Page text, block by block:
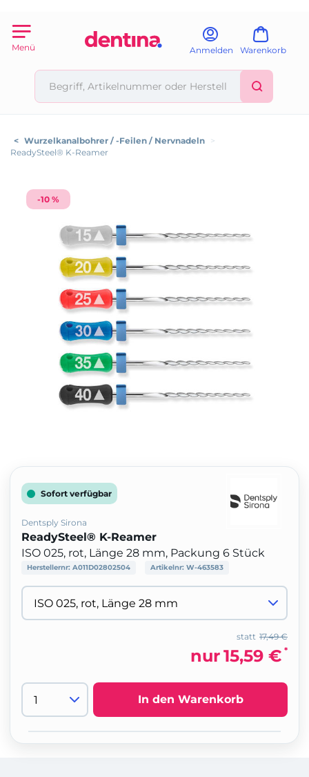
Menü Anmelden Warenkorb
< Wurzelkanalbohrer / -Feilen / Nervnadeln >
ReadySteel® K-Reamer
-10 %
Sofort verfügbar
Dentsply Sirona
ReadySteel® K-Reamer
ISO 025, rot, Länge 28 mm, Packung 6 Stück
Herstellernr: A011D02802504 Artikelnr: W-463583
17,49 €
statt
nur15,59 € *
In den Warenkorb